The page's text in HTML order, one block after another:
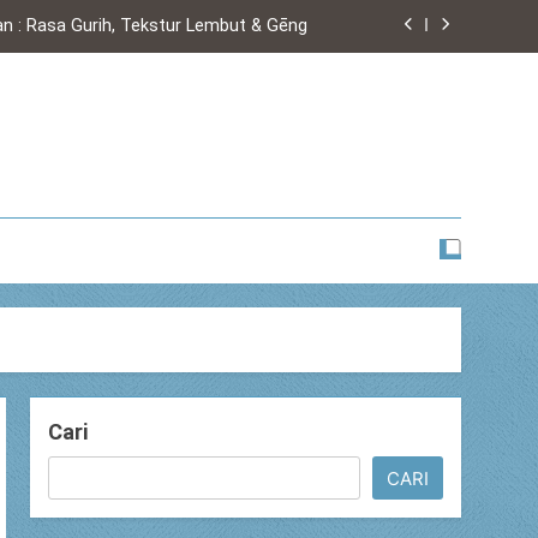
: Rasa Gurih, Tekstur Lembut & Gēng
Setidaknya Sekali Seumur Hidup
Kaldu Gurih, Daging Lembut, Otentik
Setidaknya Sekali Seumur Hidup
Cari
CARI